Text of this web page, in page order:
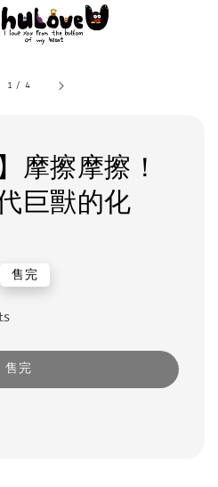
1 / 4
摩擦摩擦！
巨獸的化
售完
售完